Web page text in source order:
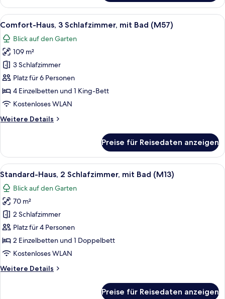
4 Schlafzimmer,
mit
Bad
(M56)
Alle
Fotos
für
Comfort-
Haus,
3 Schlafzimmer,
mit
Bad
anzeigen
Ein Schlafzimmer mit einem großen
8
Comfort-Haus, 3 Schlafzimmer, mit Bad (M57)
Blick auf den Garten
109 m²
3 Schlafzimmer
Platz für 6 Personen
4 Einzelbetten und 1 King-Bett
Kostenloses WLAN
Weitere Details
Weitere
Haus,
3 Schlafzimmer,
mit
Bad
(M57)
Preise für Reisedaten anzeigen
Alle
Fotos
für
Standard-
Haus,
2 Schlafzimmer,
mit
Bad
anzeigen
Ein Schlafzimmer mit einem großen
7
Standard-Haus, 2 Schlafzimmer, mit Bad (M13)
Blick auf den Garten
70 m²
2 Schlafzimmer
Platz für 4 Personen
2 Einzelbetten und 1 Doppelbett
Kostenloses WLAN
Weitere Details
Weitere
Preise für Reisedaten anzeigen